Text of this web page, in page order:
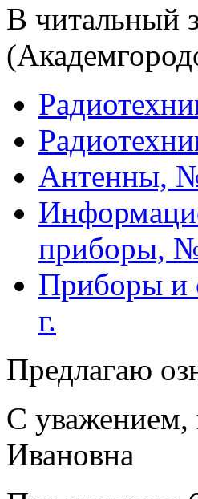
В читальный
Антенны,
приборы,
Приборы и
г.
Предлагаю
С
Ивановна